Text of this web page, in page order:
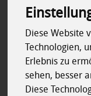
Diese Website
Technologien,
Erlebnis zu
sehen, besser
Diese